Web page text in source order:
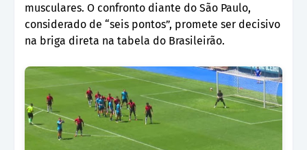
musculares. O confronto diante do São Paulo,
considerado de “seis pontos”, promete ser decisivo
na briga direta na tabela do Brasileirão.